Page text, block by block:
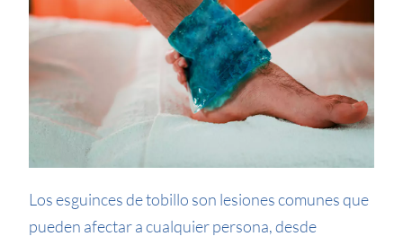
Los esguinces de tobillo son lesiones comunes que
pueden afectar a cualquier persona, desde